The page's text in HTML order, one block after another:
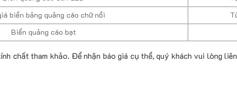
biển bảng quảng cáo chữ nổi
Biển quảng cáo bạt
chất tham khảo. Để nhận báo giá cụ thể, quý khách vui lòng